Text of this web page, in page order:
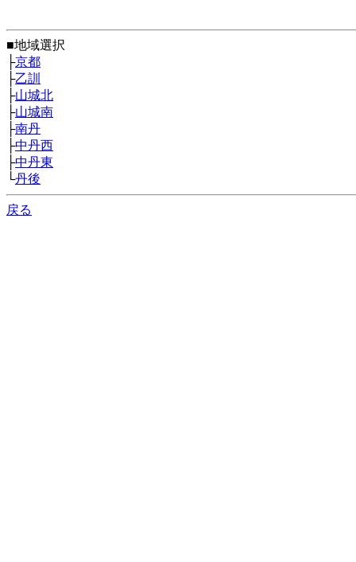
■地域選択
├京都
├乙訓
├山城北
├山城南
├南丹
├中丹西
├中丹東
└丹後
戻る